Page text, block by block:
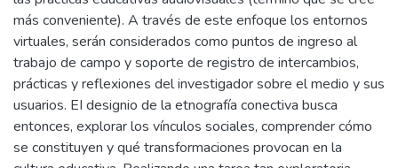
más conveniente). A través de este enfoque los entornos
virtuales, serán considerados como puntos de ingreso al
trabajo de campo y soporte de registro de intercambios,
prácticas y reflexiones del investigador sobre el medio y sus
usuarios. EI designio de la etnografía conectiva busca
entonces, explorar los vínculos sociales, comprender cómo
se constituyen y qué transformaciones provocan en la